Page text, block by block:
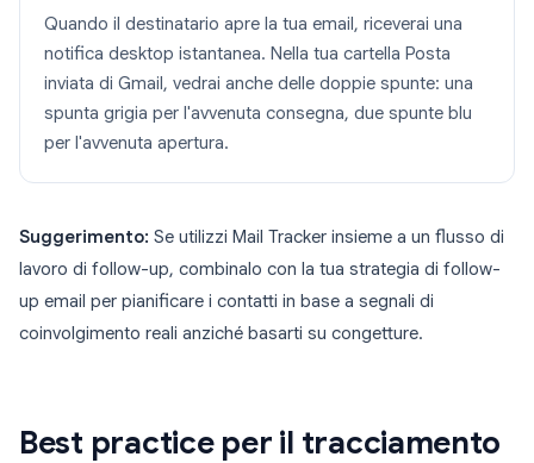
Quando il destinatario apre la tua email, riceverai una
notifica desktop istantanea. Nella tua cartella Posta
inviata di Gmail, vedrai anche delle doppie spunte: una
spunta grigia per l'avvenuta consegna, due spunte blu
per l'avvenuta apertura.
Suggerimento: Se utilizzi Mail Tracker insieme a un flusso di
lavoro di follow-up, combinalo con la tua strategia di follow-
up email per pianificare i contatti in base a segnali di
coinvolgimento reali anziché basarti su congetture.
Best practice per il tracciamento